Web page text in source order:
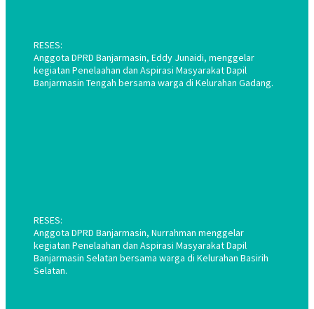
RESES:
Anggota DPRD Banjarmasin, Eddy Junaidi, menggelar
kegiatan Penelaahan dan Aspirasi Masyarakat Dapil
Banjarmasin Tengah bersama warga di Kelurahan Gadang.
RESES:
Anggota DPRD Banjarmasin, Nurrahman menggelar
kegiatan Penelaahan dan Aspirasi Masyarakat Dapil
Banjarmasin Selatan bersama warga di Kelurahan Basirih
Selatan.